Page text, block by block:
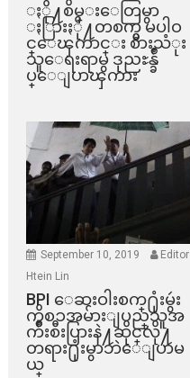
ႏို႔စိမ္းေတြမွာ
ႏြားႏို႔တစက္မွ မပါဝ
င္ေၾကာင္း စားသံုး
သူေရးရာမွ ဒုညႊန္ခ်ဳ
ပ္ေျပာၾကား
September 10, 2019
Editor
Htein Lin
BPI ​ေဆးဝါးစက္​႐ုံးမွဴး
ကိစၥအမ်ားျပည္​သူအ
က်ိဳးစီးပြားနဲ႔ဆိုင္​လို႔
တရား႐ုံးမွာဘဲေျပာမ
ယ္​